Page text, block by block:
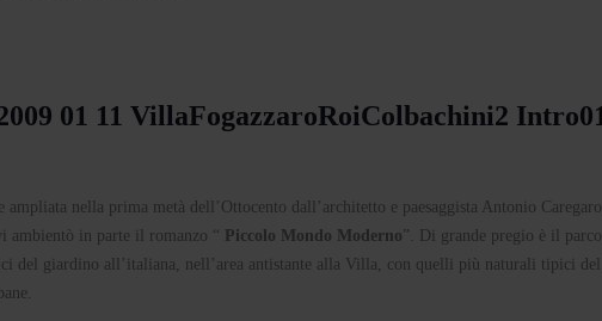
nella prima metà dell’Ottocento dall’architetto e paesaggista Antonio Caregaro
ambientò in parte il romanzo “ Piccolo Mondo Moderno”. Di grande pregio è il parco
del giardino all’italiana, nell’area antistante alla Villa, con quelli più naturali tipici del